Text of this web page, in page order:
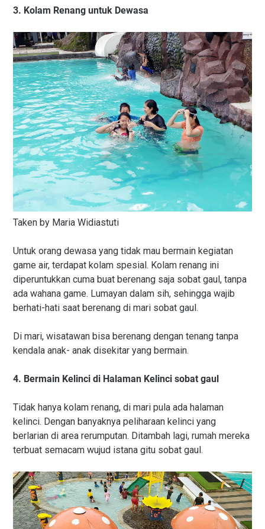
3. Kolam Renang untuk Dewasa
Taken by Maria Widiastuti
Untuk orang dewasa yang tidak mau bermain kegiatan
game air, terdapat kolam spesial. Kolam renang ini
diperuntukkan cuma buat berenang saja sobat gaul, tanpa
ada wahana game. Lumayan dalam sih, sehingga wajib
berhati-hati saat berenang di mari sobat gaul.
Di mari, wisatawan bisa berenang dengan tenang tanpa
kendala anak- anak disekitar yang bermain.
4. Bermain Kelinci di Halaman Kelinci sobat gaul
Tidak hanya kolam renang, di mari pula ada halaman
kelinci. Dengan banyaknya peliharaan kelinci yang
berlarian di area rerumputan. Ditambah lagi, rumah mereka
terbuat semacam wujud istana gitu sobat gaul.